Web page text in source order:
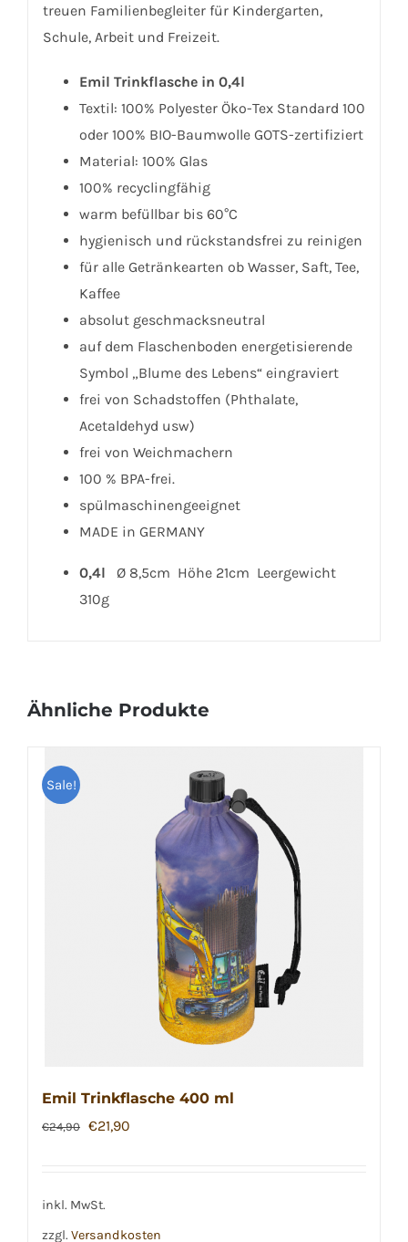
treuen Familienbegleiter für Kindergarten,
Schule, Arbeit und Freizeit.
Emil Trinkflasche in 0,4l
Textil: 100% Polyester Öko-Tex Standard 100
oder 100% BIO-Baumwolle GOTS-zertifiziert
Material: 100% Glas
100% recyclingfähig
warm befüllbar bis 60°C
hygienisch und rückstandsfrei zu reinigen
für alle Getränkearten ob Wasser, Saft, Tee,
Kaffee
absolut geschmacksneutral
auf dem Flaschenboden energetisierende
Symbol „Blume des Lebens“ eingraviert
frei von Schadstoffen (Phthalate,
Acetaldehyd usw)
frei von Weichmachern
100 % BPA-frei.
spülmaschinengeeignet
MADE in GERMANY
0,4l
Ø 8,5cm Höhe 21cm Leergewicht
310g
Ähnliche Produkte
Sale!
Emil Trinkflasche 400 ml
€24,90 Ursprünglicher
€24,90
€21,90
inkl. MwSt.
zzgl. Versandkosten